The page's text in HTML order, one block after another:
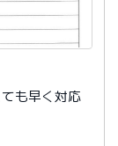
おそらく起
ますが、そ
くつもりで
社長様、社
いますよう
も早く対応